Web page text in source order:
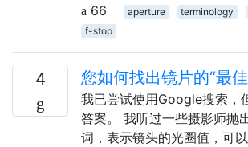
66
aperture terminology
f-stop
4 您如何找出镜片的“最
我已尝试使用Google搜索，
答案。 我听过一些摄影师抛
词，表示镜头的光圈值，可